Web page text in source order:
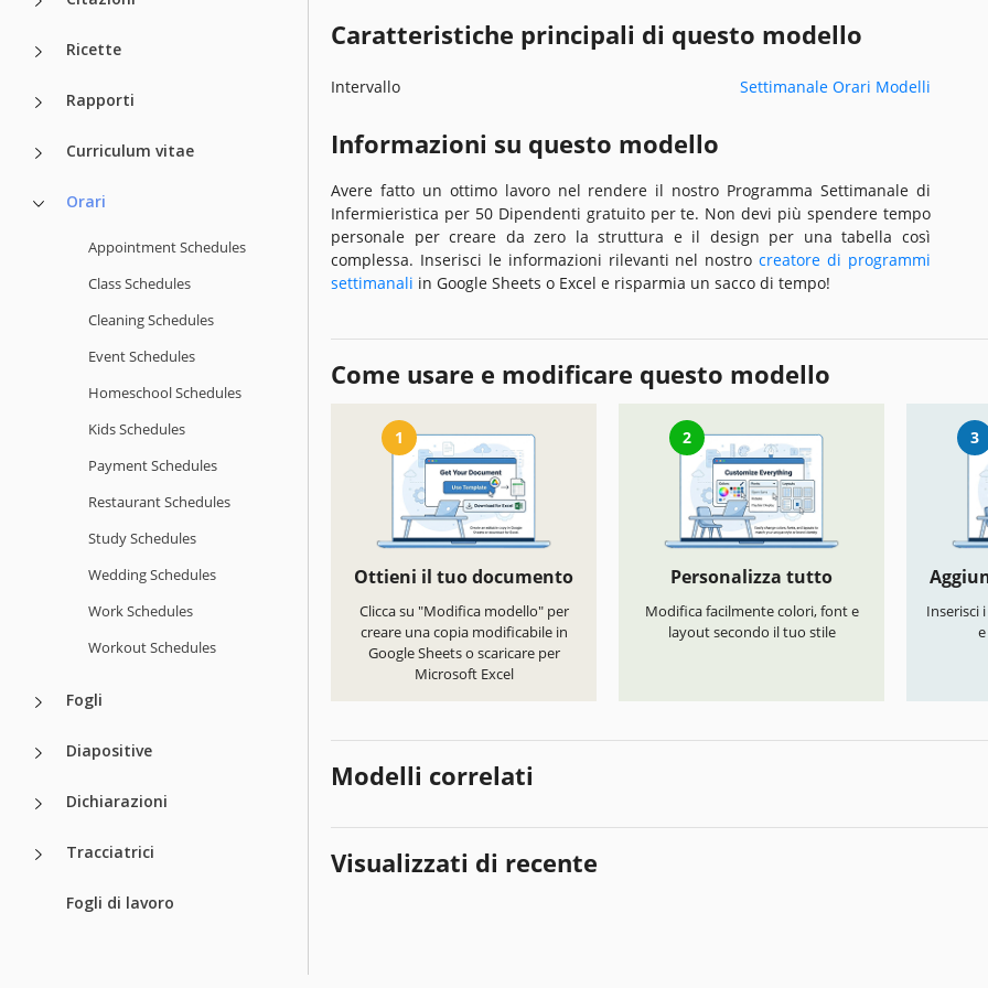
Ricette
Rapporti
Curriculum vitae
Orari
Appointment Schedules
Class Schedules
Cleaning Schedules
Event Schedules
Homeschool Schedules
Kids Schedules
Payment Schedules
Restaurant Schedules
Study Schedules
Wedding Schedules
Work Schedules
Workout Schedules
Fogli
Diapositive
Dichiarazioni
Tracciatrici
Fogli di lavoro
Caratteristiche principali di questo modello
Intervallo Settimanale Orari Modelli
Informazioni su questo modello
Avere fatto un ottimo lavoro nel rendere il nostro Programma Settimanale di
Infermieristica per 50 Dipendenti gratuito per te. Non devi più spendere tempo
personale per creare da zero la struttura e il design per una tabella così
complessa. Inserisci le informazioni rilevanti nel nostrocreatore di programmi
settimanali in Google Sheets o Excel e risparmia un sacco di tempo!
Come usare e modificare questo modello
1
Ottieni il tuo documento
Clicca su "Modifica modello" per
creare una copia modificabile in
Google Sheets o scaricare per
Microsoft Excel
2
Personalizza tutto
Modifica facilmente colori, font e
layout secondo il tuo stile
3
Inserisci
Modelli correlati
Visualizzati di recente